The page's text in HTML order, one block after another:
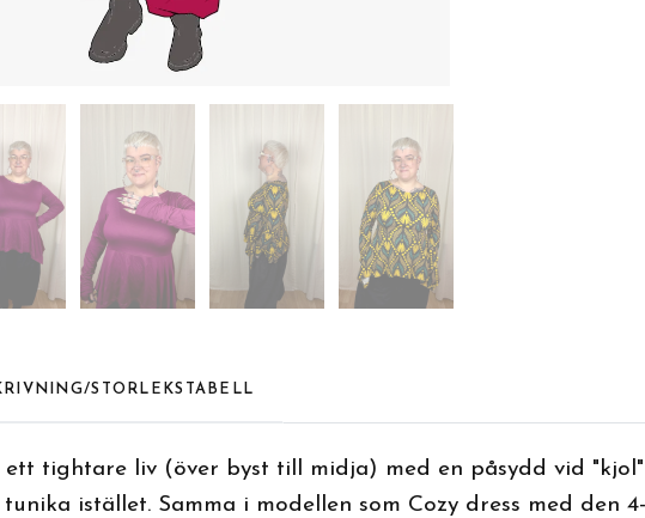
STORLEKSTABELL
ett tightare liv (över byst till midja) med en påsydd vid
istället. Samma i modellen som Cozy dress med den